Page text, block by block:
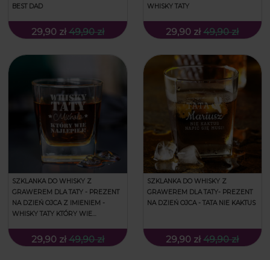
BEST DAD
29,90 zł 49,90 zł
WHISKY TATY
29,90 zł 49,90 zł
SZKLANKA DO WHISKY Z
GRAWEREM DLA TATY - PREZENT
NA DZIEŃ OJCA Z IMIENIEM -
WHISKY TATY KTÓRY WIE
29,90 zł 49,90 zł
SZKLANKA DO WHISKY Z
GRAWEREM DLA TATY- PREZENT
NA DZIEŃ OJCA - TATA NIE KAKTUS
29,90 zł 49,90 zł